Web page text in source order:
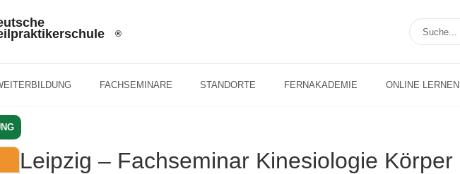
FACHSEMINARE STANDORTE FERNAKADEMIE ONLINE LERNEN
Leipzig – Fachseminar Kinesiologie Körper